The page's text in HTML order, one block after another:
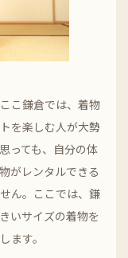
こ鎌倉では、着物
を楽しむ人が大勢
っても、自分の体
がレンタルできる
ん。ここでは、鎌
いサイズの着物を
ます。